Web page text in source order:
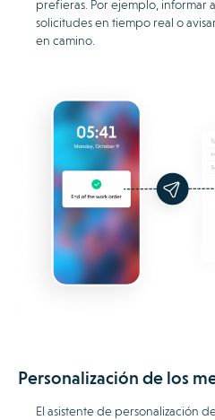
prefieras. Por ejemplo, informar
solicitudes en tiempo real o
en camino.
Personalización de los
El asistente de personalización